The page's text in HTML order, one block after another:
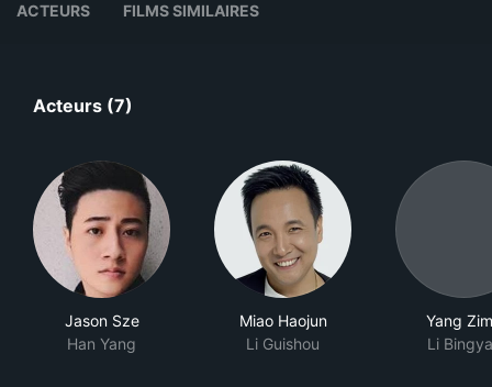
ACTEURS FILMS SIMILAIRES
Acteurs (7)
Jason Sze
Han Yang
Miao Haojun
Li Guishou
Yang
Li